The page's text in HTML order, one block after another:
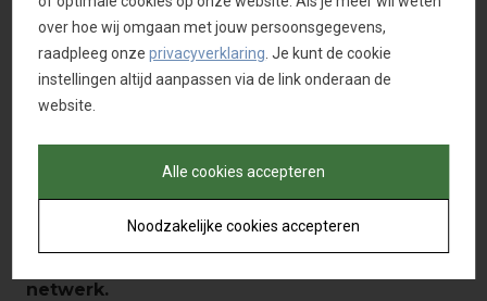
Prioriteit en
kracht van het
Van Mossel-
netwerk
management-voertuigen
netwerk.
over hoe wij omgaan met jouw persoonsgegevens,
raadpleeg onzeprivacyverklaring . Je kunt de cookie
instellingen altijd aanpassen via de link onderaan de
website.
Alle cookies accepteren
Noodzakelijke cookies accepteren